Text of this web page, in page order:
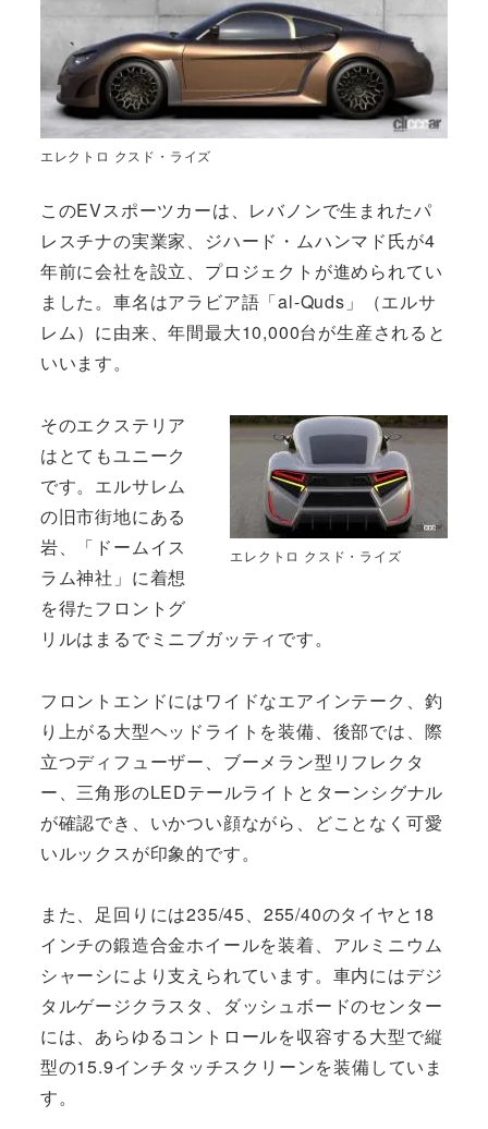
エレクトロ クスド・ライズ
このEVスポーツカーは、レバノンで生まれたパ
レスチナの実業家、ジハード・ムハンマド氏が4
年前に会社を設立、プロジェクトが進められてい
ました。車名はアラビア語「al-Quds」（エルサ
レム）に由来、年間最大10,000台が生産されると
いいます。
エレクトロ クスド・ライズ
そのエクステリア
はとてもユニーク
です。エルサレム
の旧市街地にある
岩、「ドームイス
ラム神社」に着想
を得たフロントグ
リルはまるでミニブガッティです。
フロントエンドにはワイドなエアインテーク、釣
り上がる大型ヘッドライトを装備、後部では、際
立つディフューザー、ブーメラン型リフレクタ
ー、三角形のLEDテールライトとターンシグナル
が確認でき、いかつい顔ながら、どことなく可愛
いルックスが印象的です。
また、足回りには235/45、255/40のタイヤと18
インチの鍛造合金ホイールを装着、アルミニウム
シャーシにより支えられています。車内にはデジ
タルゲージクラスタ、ダッシュボードのセンター
には、あらゆるコントロールを収容する大型で縦
型の15.9インチタッチスクリーンを装備していま
す。